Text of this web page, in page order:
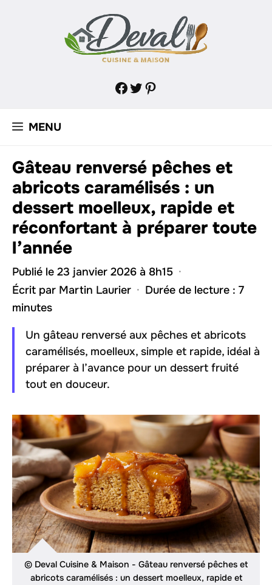
Facebook
Twitter
Pinterest
MENU
Gâteau renversé pêches et
abricots caramélisés : un
dessert moelleux, rapide et
réconfortant à préparer toute
l’année
Publié le 23 janvier 2026 à 8h15 ·
Écrit par Martin Laurier · Durée de lecture : 7
minutes
Un gâteau renversé aux pêches et abricots
caramélisés, moelleux, simple et rapide, idéal à
préparer à l’avance pour un dessert fruité
tout en douceur.
© Deval Cuisine & Maison - Gâteau renversé pêches et
abricots caramélisés : un dessert moelleux, rapide et